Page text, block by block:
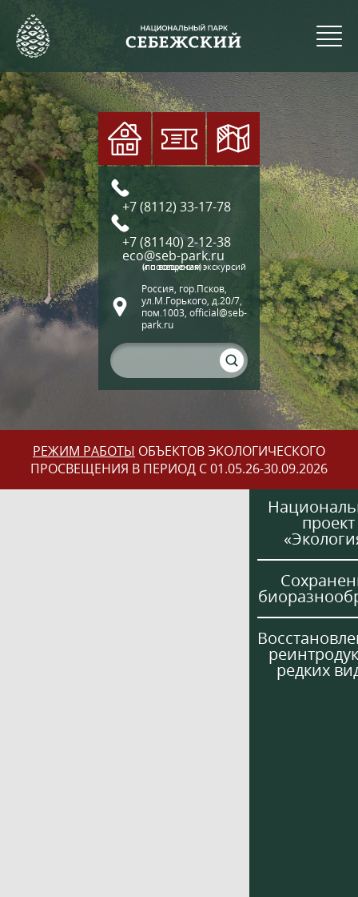
+7 (8112) 33-17-78
+7 (81140) 2-12-38
eco@seb-park.ru
(по вопросам экскурсий и посещения)
Россия, гор.Псков,
ул.М.Горького, д.20/7,
пом.1003, official@seb-
park.ru
РЕЖИМ РАБОТЫ ОБЪЕКТОВ ЭКОЛОГИЧЕСКОГО
ПРОСВЕЩЕНИЯ В ПЕРИОД С 01.05.26-30.09.2026
проект
редких